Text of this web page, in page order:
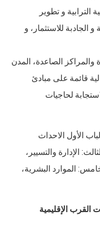
الترابية و تطوير
الجادبة للاستثمار، و
والمراكز الصاعدة، المدن
قائمة على مبادئ
لحاجيات
الأول الاحداث
الإدارة والتسيير،
الموارد البشرية،
القرب الإقليمية